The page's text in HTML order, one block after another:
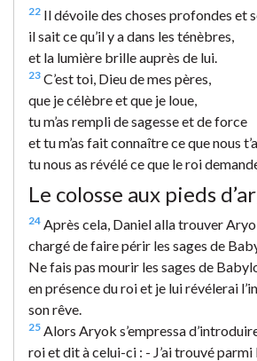
22 Il dévoile des choses profondes et
il sait ce qu’il y a dans les ténèbres,
et la lumière brille auprès de lui.
23 C’est toi, Dieu de mes pères,
que je célèbre et que je loue,
tu m’as rempli de sagesse et de force
et tu m’as fait connaître ce que nous
tu nous as révélé ce que le roi
Le colosse aux pieds
24 Après cela, Daniel alla trouver
chargé de faire périr les sages de
Ne fais pas mourir les sages de
en présence du roi et je lui révélerai
son rêve.
25 Alors Aryok s’empressa
roi et dit à celui-ci : - J’ai trouvé